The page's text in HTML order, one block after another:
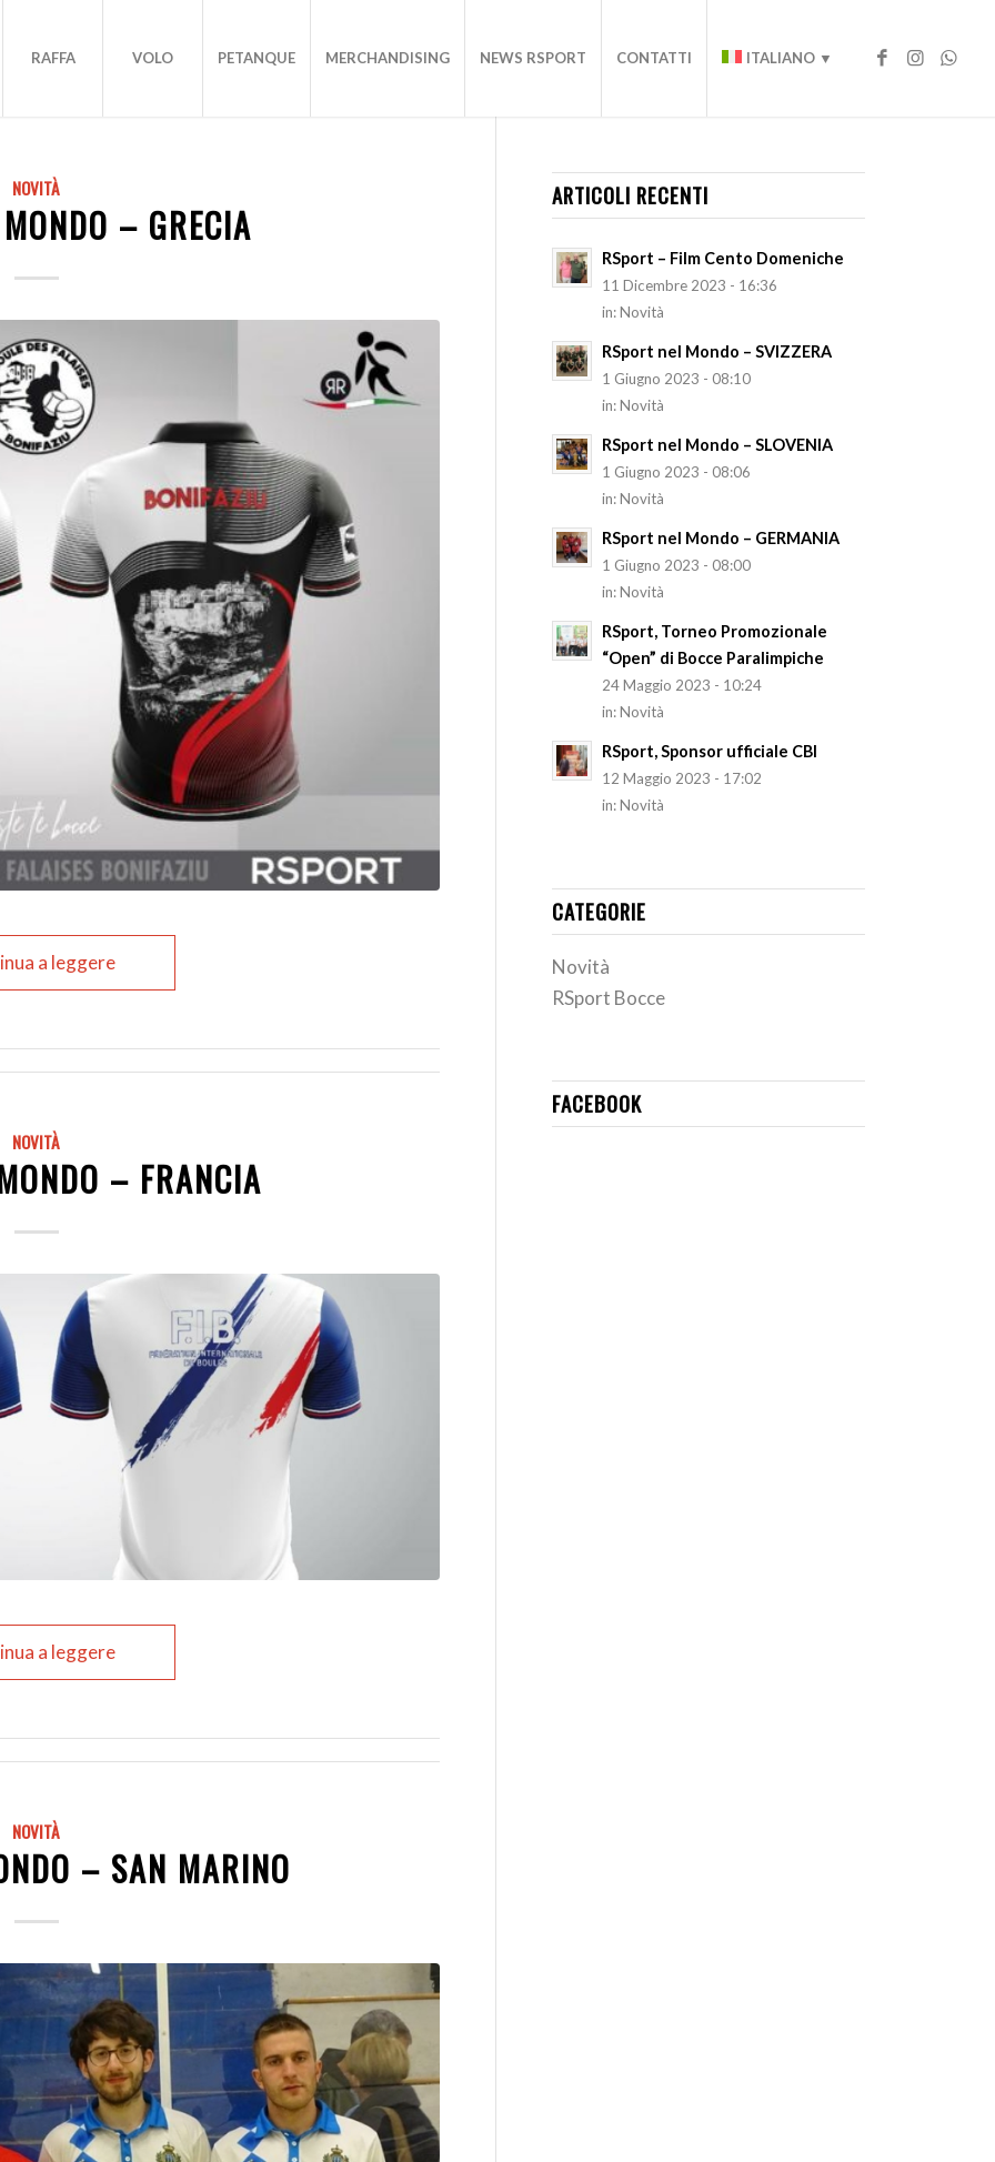
RAFFA VOLO PETANQUE MERCHANDISING NEWS RSPORT CONTATTI ITALIANO ▼
NOVITÀ
– GRECIA
a leggere
NOVITÀ
– FRANCIA
a leggere
NOVITÀ
– SAN MARINO
ARTICOLI RECENTI
RSport – Film Cento Domeniche
11 Dicembre 2023 - 16:36
in:Novità
RSport nel Mondo – SVIZZERA
1 Giugno 2023 - 08:10
in:Novità
RSport nel Mondo – SLOVENIA
1 Giugno 2023 - 08:06
in:Novità
RSport nel Mondo – GERMANIA
1 Giugno 2023 - 08:00
in:Novità
RSport, Torneo Promozionale
“Open” di Bocce Paralimpiche
24 Maggio 2023 - 10:24
in:Novità
RSport, Sponsor ufficiale CBI
12 Maggio 2023 - 17:02
in:Novità
CATEGORIE
Novità
RSport Bocce
FACEBOOK